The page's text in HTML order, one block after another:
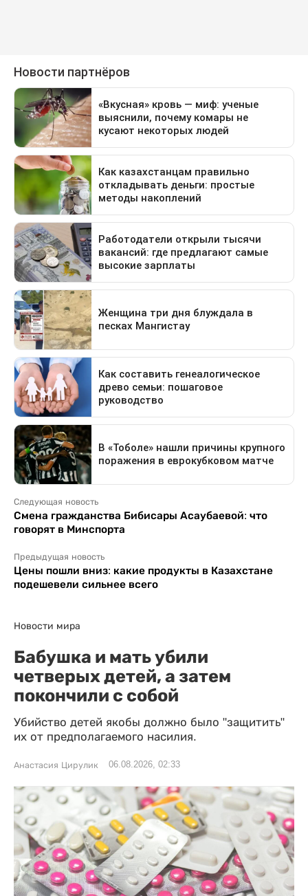
Следующая новость
Смена гражданства Бибисары Асаубаевой: что
говорят в Минспорта
Предыдущая новость
Цены пошли вниз: какие продукты в Казахстане
подешевели сильнее всего
Новости мира
Бабушка и мать убили
четверых детей, а затем
покончили с собой
Убийство детей якобы должно было "защитить"
их от предполагаемого насилия.
Анастасия Цирулик 06.08.2026, 02:33